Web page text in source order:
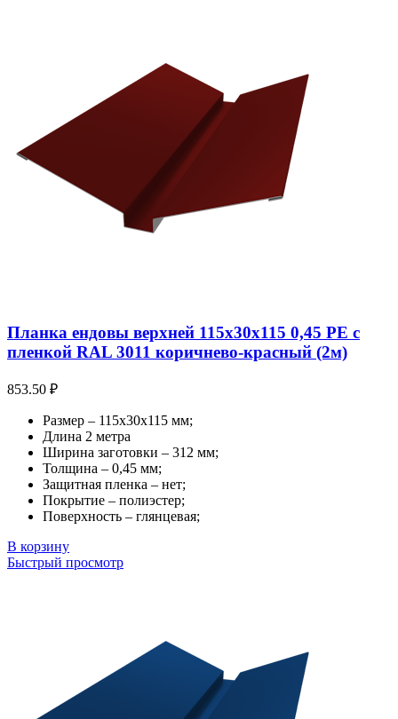
Планка ендовы верхней 115х30х115 0,45 PE с
пленкой RAL 3011 коричнево-красный (2м)
853.50 ₽
Размер – 115х30х115 мм;
Длина 2 метра
Ширина заготовки – 312 мм;
Толщина – 0,45 мм;
Защитная пленка – нет;
Покрытие – полиэстер;
Поверхность – глянцевая;
В корзину
Быстрый просмотр